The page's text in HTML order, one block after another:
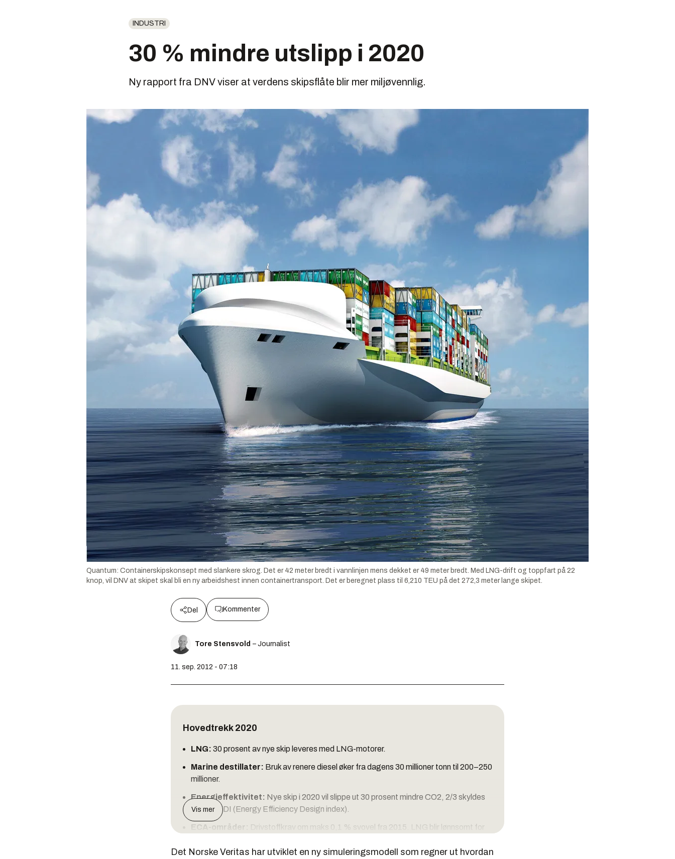
INDUSTRI
30 % mindre utslipp i 2020
Ny rapport fra DNV viser at verdens skipsflåte blir mer miljøvennlig.
Quantum: Containerskipskonsept med slankere skrog. Det er 42 meter bredt i vannlinjen mens dekket er 49 meter bredt. Med LNG-drift og toppfart på 22
knop, vil DNV at skipet skal bli en ny arbeidshest innen containertransport. Det er beregnet plass til 6,210 TEU på det 272,3 meter lange skipet.
Del Kommenter
Tore Stensvold – Journalist
11. sep. 2012 - 07:18
Hovedtrekk 2020
LNG: 30 prosent av nye skip leveres med LNG-motorer.
Marine destillater: Bruk av renere diesel øker fra dagens 30 millioner tonn til 200–250
millioner.
Energieffektivitet: Nye skip i 2020 vil slippe ut 30 prosent mindre CO2, 2/3 skyldes
IMOs EEDI (Energy Efficiency Design index).
ECA-områder: Drivstoffkrav om maks 0,1 % svovel fra 2015. LNG blir lønnsomt for
Scrubbere:Fra 2020 gjelder maks 0,1 % svovel i drivstoff for hele veden.
Vis mer
Det Norske Veritas har utviklet en ny simuleringsmodell som regner ut hvordan